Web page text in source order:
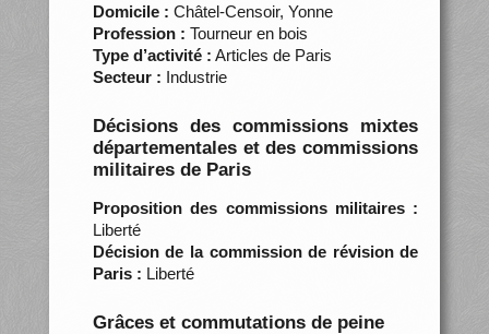
Domicile : Châtel-Censoir, Yonne
Profession : Tourneur en bois
Type d’activité : Articles de Paris
Secteur : Industrie
Décisions des commissions mixtes
départementales et des commissions
militaires de Paris
Proposition des commissions militaires :
Liberté
Décision de la commission de révision de
Paris : Liberté
Grâces et commutations de peine